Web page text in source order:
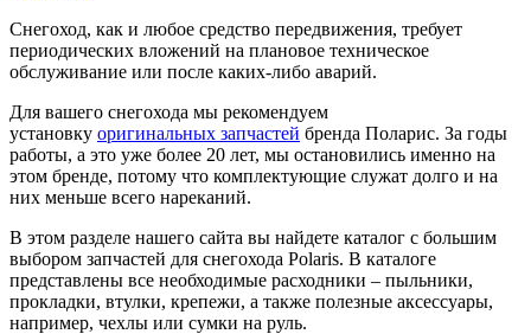
Снегоход, как и любое средство передвижения, требует
периодических вложений на плановое техническое
обслуживание или после каких-либо аварий.
Для вашего снегохода мы рекомендуем
установку оригинальных запчастей бренда Поларис. За годы
работы, а это уже более 20 лет, мы остановились именно на
этом бренде, потому что комплектующие служат долго и на
них меньше всего нареканий.
В этом разделе нашего сайта вы найдете каталог с большим
выбором запчастей для снегохода Polaris. В каталоге
представлены все необходимые расходники – пыльники,
прокладки, втулки, крепежи, а также полезные аксессуары,
например, чехлы или сумки на руль.